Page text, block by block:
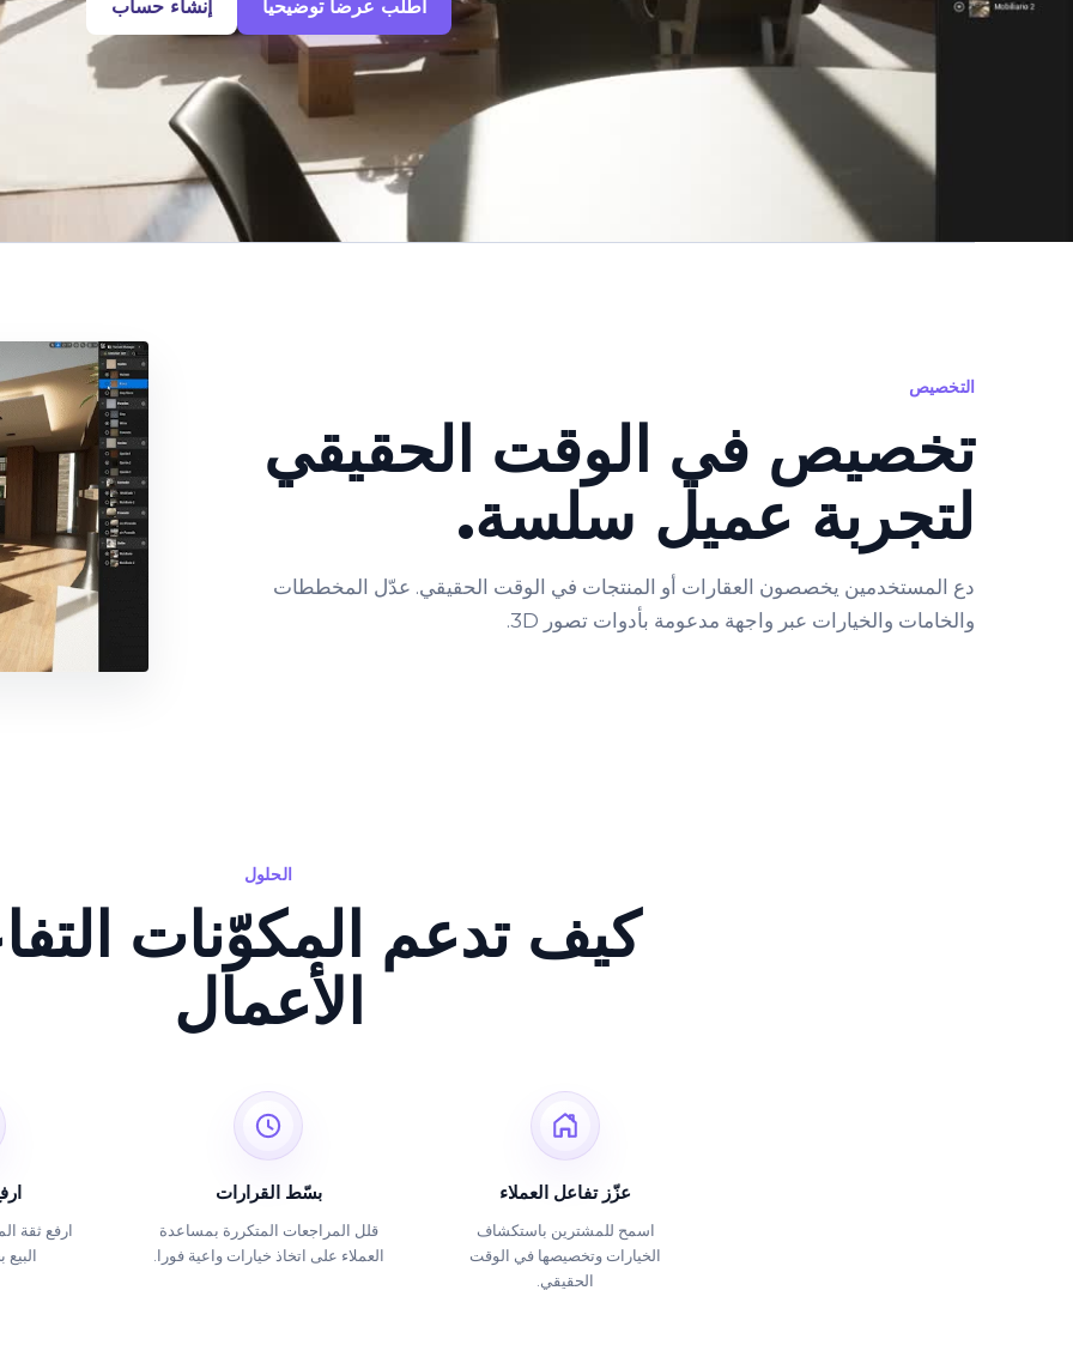
اطلب عرضا توضيحيا إنشاء حساب
التخصيص
تخصيص في الوقت الحقيقي
لتجربة عميل سلسة.
دع المستخدمين يخصصون العقارات أو المنتجات في الوقت الحقيقي. عدّل المخططات
والخامات والخيارات عبر واجهة مدعومة بأدوات تصور 3D.
الحلول
كيف تدعم المكوّنات
الأعمال
عزّز تفاعل العملاء
اسمح للمشترين باستكشاف
الخيارات وتخصيصها في الوقت
الحقيقي.
بسّط القرارات
قلل المراجعات المتكررة بمساعدة
العملاء على اتخاذ خيارات واعية فورا.
ارفع ثقة